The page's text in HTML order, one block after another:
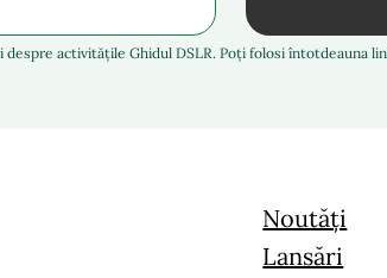
activitățile Ghidul DSLR. Poți folosi întotdeauna
Noutăți
Lansări